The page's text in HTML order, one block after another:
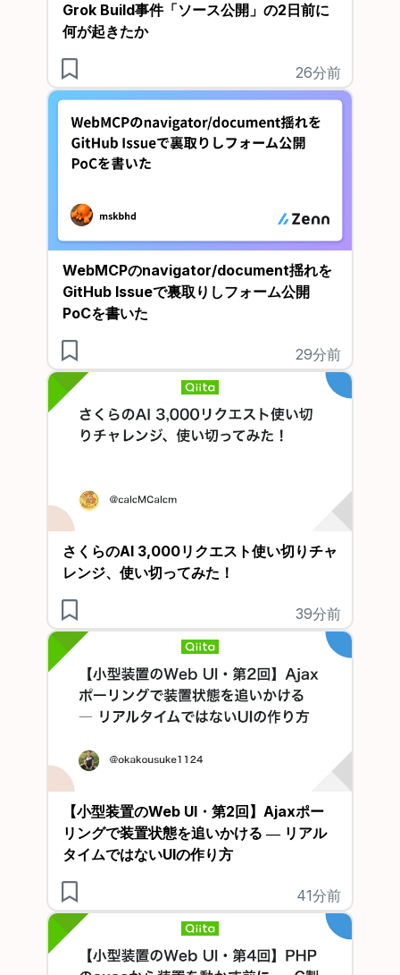
Grok Build事件「ソース公開」の2日前に
何が起きたか
26分前
WebMCPのnavigator/document揺れを
GitHub Issueで裏取りしフォーム公開
PoCを書いた
29分前
さくらのAI 3,000リクエスト使い切りチャ
レンジ、使い切ってみた！
39分前
【小型装置のWeb UI・第2回】Ajaxポー
リングで装置状態を追いかける ― リアル
タイムではないUIの作り方
41分前